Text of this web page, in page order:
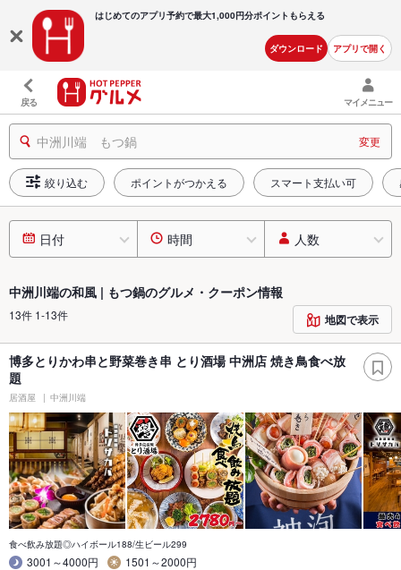
はじめてのアプリ予約で最大1,000円分ポイントもらえる
ダウンロード アプリで開く
戻る マイメニュー
中洲川端 もつ鍋 変更
絞り込む ポイントがつかえる スマート支払い可
日付 時間 人数
中洲川端の和風 | もつ鍋のグルメ・クーポン情報
13件 1-13件 地図で表示
博多とりかわ串と野菜巻き串 とり酒場 中洲店 焼き鳥食べ放
題
居酒屋 中洲川端
食べ飲み放題◎ハイボール188/生ビール299
3001～4000円
1501～2000円